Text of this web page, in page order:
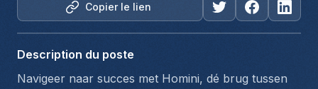
Copier le lien
Description du poste
Navigeer naar succes met Homini, dé brug tussen